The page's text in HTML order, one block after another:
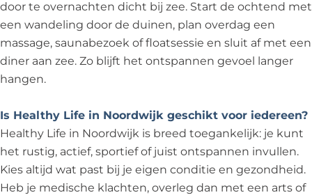
door te overnachten dicht bij zee. Start de ochtend met
een wandeling door de duinen, plan overdag een
massage, saunabezoek of floatsessie en sluit af met een
diner aan zee. Zo blijft het ontspannen gevoel langer
hangen.
Is Healthy Life in Noordwijk geschikt voor iedereen?
Healthy Life in Noordwijk is breed toegankelijk: je kunt
het rustig, actief, sportief of juist ontspannen invullen.
Kies altijd wat past bij je eigen conditie en gezondheid.
Heb je medische klachten, overleg dan met een arts of